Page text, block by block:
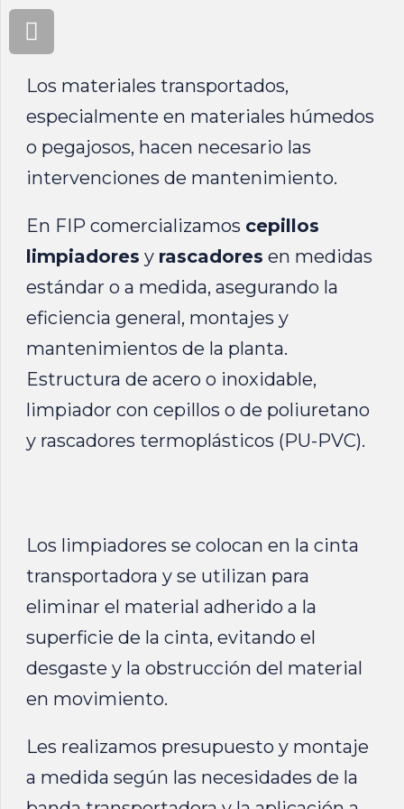
Los materiales transportados,
especialmente en materiales húmedos
o pegajosos, hacen necesario las
intervenciones de mantenimiento.
En FIP comercializamos cepillos
limpiadores y rascadores en medidas
estándar o a medida, asegurando la
eficiencia general, montajes y
mantenimientos de la planta.
Estructura de acero o inoxidable,
limpiador con cepillos o de poliuretano
y rascadores termoplásticos (PU-PVC).
Los limpiadores se colocan en la cinta
transportadora y se utilizan para
eliminar el material adherido a la
superficie de la cinta, evitando el
desgaste y la obstrucción del material
en movimiento.
Les realizamos presupuesto y montaje
a medida según las necesidades de la